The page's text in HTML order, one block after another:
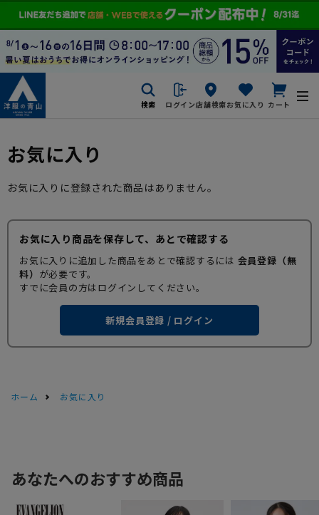
検索 ログイン店舗検索お気に入り カート
お気に入り
お気に入りに登録された商品はありません。
お気に入り商品を保存して、あとで確認する
お気に入りに追加した商品をあとで確認するには 会員登録（無
料） が必要です。
すでに会員の方はログインしてください。
新規会員登録 / ログイン
ホーム お気に入り